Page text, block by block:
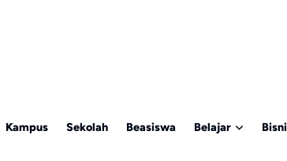
Kampus Sekolah Beasiswa Belajar